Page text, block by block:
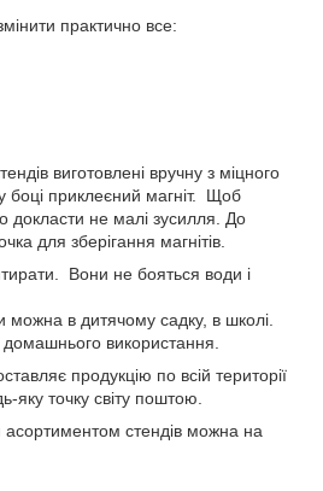
практично все:
виготовлені вручну з міцного
боці приклеєний магніт. Щоб
докласти не малі зусилля. До
для зберігання магнітів.
Вони не бояться води і
можна в дитячому садку, в школі.
домашнього використання.
продукцію по всій території
яку точку світу поштою.
стендів можна на